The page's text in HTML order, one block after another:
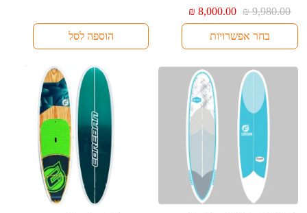
מדורג5מתוך
5
₪9,980.00
המחיר
המקורי
היה:
₪ 9,980.00.
₪ 8,000.00
המחיר
הנוכחי
₪ 8,000.00.
בחר אפשרויות
ניתן
את
האפשרויות
הוספה לסל